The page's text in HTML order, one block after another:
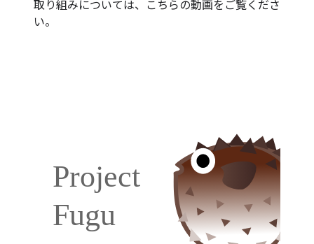
取り組みについては、こちらの動画をご覧くださ
い。